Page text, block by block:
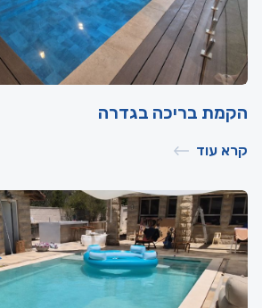
הקמת בריכה בגדרה
קרא עוד